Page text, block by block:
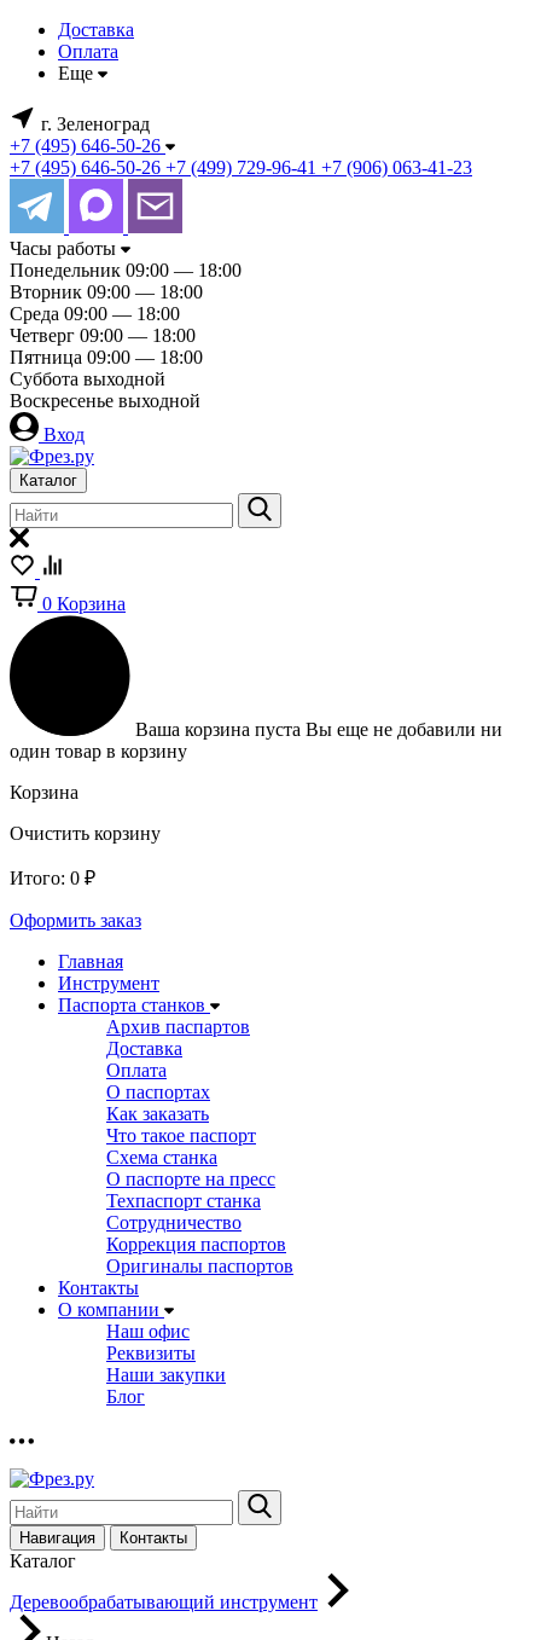
Доставка
Оплата
Еще
г. Зеленоград
+7 (495) 646-50-26
+7 (495) 646-50-26 +7 (499) 729-96-41 +7 (906) 063-41-23
Часы работы
Понедельник 09:00 — 18:00
Вторник 09:00 — 18:00
Среда 09:00 — 18:00
Четверг 09:00 — 18:00
Пятница 09:00 — 18:00
Суббота выходной
Воскресенье выходной
Вход
Каталог
0 Корзина
Ваша корзина пуста Вы еще не добавили ни
один товар в корзину
Корзина
Очистить корзину
Итого: 0 ₽
Оформить заказ
Главная
Инструмент
Паспорта станков
Архив паспартов
Доставка
Оплата
О паспортах
Как заказать
Что такое паспорт
Схема станка
О паспорте на пресс
Техпаспорт станка
Сотрудничество
Коррекция паспортов
Оригиналы паспортов
Контакты
О компании
Наш офис
Реквизиты
Наши закупки
Блог
Навигация Контакты
Каталог
Деревообрабатывающий инструмент